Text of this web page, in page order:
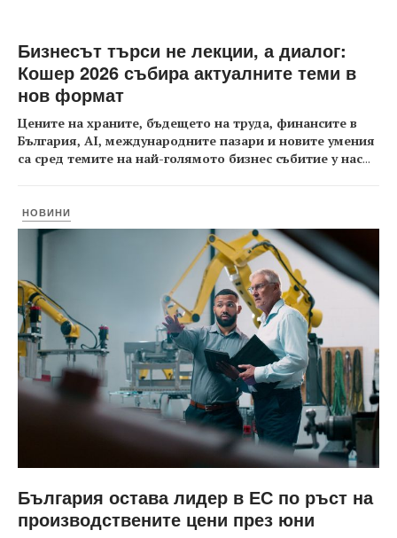
Бизнесът търси не лекции, а диалог:
Кошер 2026 събира актуалните теми в
нов формат
Цените на храните, бъдещето на труда, финансите в
България, AI, международните пазари и новите умения
са сред темите на най-голямото бизнес събитие у нас...
НОВИНИ
България остава лидер в ЕС по ръст на
производствените цени през юни